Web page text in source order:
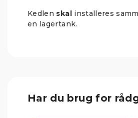
Kedlen skalinstalleres
en lagertank.
Har du brug for